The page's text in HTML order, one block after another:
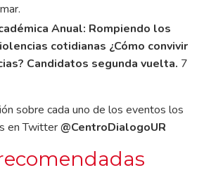
Anual: Rompiendo los
cotidianas ¿Cómo convivir
Candidatos segunda vuelta. 7
sobre cada uno de los eventos los
en Twitter@CentroDialogoUR